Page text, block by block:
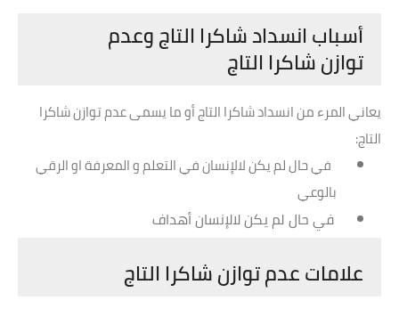
أسباب انسداد شاكرا التاج وعدم
توازنشاكرا التاج
يعاني المرء من انسدادشاكرا التاجأو ما يسمى عدم توازنشاكرا
التاج:
في حال لم يكن لالإنسانفي التعلم و المعرفة او الرقي
بالوعي
في حال لم يكن لالإنسان أهداف
علامات عدم توازن شاكرا التاج